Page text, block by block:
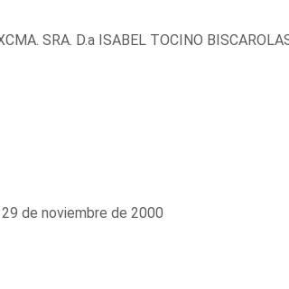
SRA. D.a ISABEL TOCINO
de noviembre de 2000